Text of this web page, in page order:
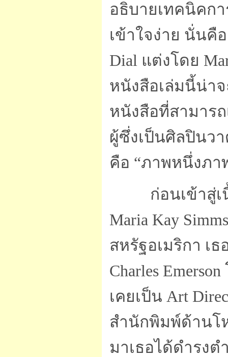
อธิบายเทคนิคก
เข้าใจง่าย นั่นคือ
Dial แต่งโดย
หนังสือเล่มนี้น่า
หนังสือที่สามาร
ผู้ซึ่งเป็นศิลปินว
คือ “ภาพหนึ่งภา
ก่อนเข้าสู่
Maria Kay
สหรัฐอเมริกา เ
Charles
เคยเป็น Art
สำนักพิมพ์ด้านโ
มาเธอได้ดำรงต